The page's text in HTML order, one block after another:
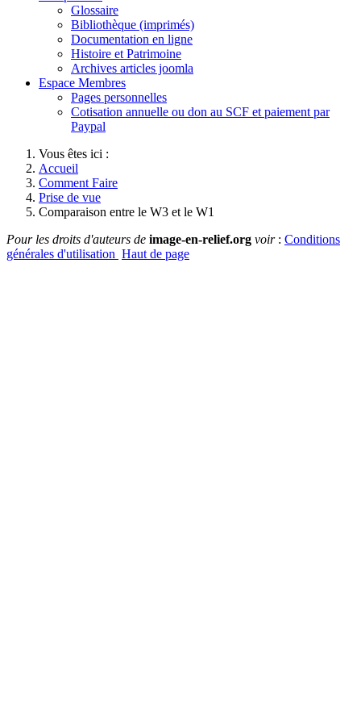
Glossaire
Bibliothèque (imprimés)
Documentation en ligne
Histoire et Patrimoine
Archives articles joomla
Espace Membres
Pages personnelles
Cotisation annuelle ou don au SCF et paiement par
Paypal
Vous êtes ici :
Accueil
Comment Faire
Prise de vue
Comparaison entre le W3 et le W1
Pour les droits d'auteurs de image-en-relief.org voir: Conditions
générales d'utilisation Haut de page